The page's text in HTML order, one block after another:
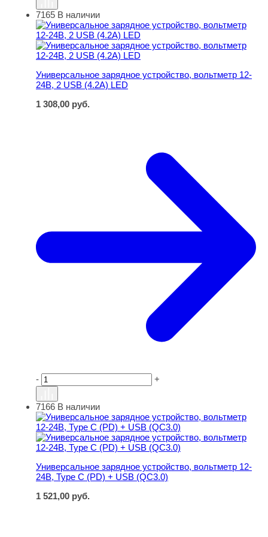
Универсальное зарядное устройство, вольтметр 12-
7165 В наличии
Универсальное зарядное устройство, вольтметр 12-
24В, 2 USB (4.2А) LED
1 308,00 руб.
- +
Универсальное зарядное устройство, вольтметр 12-
7166 В наличии
Универсальное зарядное устройство, вольтметр 12-
24В, Type C (PD) + USB (QC3.0)
1 521,00 руб.